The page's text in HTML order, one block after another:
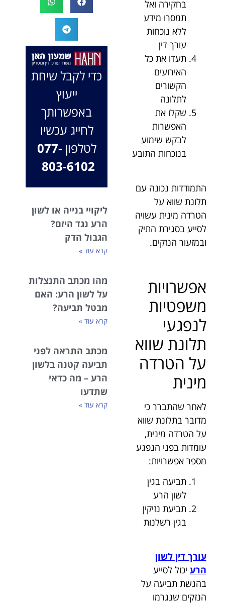
בחקירה ואל
תמסרו מידע
ללא נוכחות
עורך דין
תעדו את כל
האירועים
הקשורים
לתלונה
שקלו את
האפשרות
לבקש שימוע
בנוכחות התובע
התמודדות נכונה עם
תלונת שווא על
הטרדה מינית עשויה
לסייע בסגירת התיק
ובמזעור הנזקים.
אפשרויות
משפטיות
לנפגעי
תלונת שווא
על הטרדה
מינית
לאחר שהתברר כי
מדובר בתלונת שווא
על הטרדה מינית,
עומדות בפני הנפגע
מספר אפשרויות:
תביעה בגין
לשון הרע
תביעת נזיקין
בגין רשלנות
עורך דין לשון
הרע יכול לסייע
בהגשת תביעה על
הנזקים שנגרמו
המקרה, הוא
החליט לייצג אותי
בלי לחשוב
פעמיים, הקשיב
לי ולקח את התיק
שלי פרו בונו מכל
הלב.
במיוחד בתיק לא
פשוט, ומאחלים
לך המון הצלחה
בהמשך. תמיד
כאן בשבילך.
בברכה, משרד
עו"ד שמעון האן
ונוטריון
כדי לקבל שיחת
ייעוץ
באפשרותך
לחייג עכשיו
לטלפון 077-
803-6102
ליקויי בנייה או לשון
הרע נגד היזם?
הגבול הדק
קרא עוד »
מהו מכתב התנצלות
על לשון הרע: האם
מבטל תביעה?
קרא עוד »
מכתב התראה לפני
תביעה קטנה בלשון
הרע – מה כדאי
שתדעו
קרא עוד »